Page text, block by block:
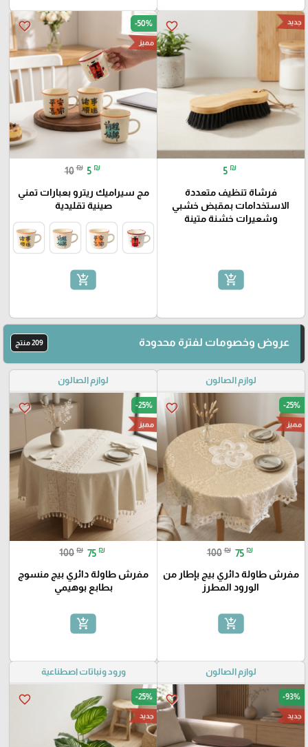
favorite_border جديد
5 ₪
فرشاة تنظيف متعددة
الاستخدامات بمقبض خشبي
وشعيرات خشنة متينة
add_shopping_cart
favorite_border -50%
مميز
10 ₪ 5 ₪
مج سيراميك ريترو بعبارات تمني
صينية تقليدية
add_shopping_cart
عروض وخصومات لفترة محدودة 209 منتج
لوازم الصالون
favorite_border -25%
مميز
100 ₪ 75 ₪
مفرش طاولة دائري بيج بإطار من
الورود المطرز
add_shopping_cart
لوازم الصالون
favorite_border -25%
مميز
100 ₪ 75 ₪
مفرش طاولة دائري بيج منسوج
بطابع بوهيمي
add_shopping_cart
لوازم الصالون
favorite_border -93%
جديد
ورود ونباتات اصطناعية
favorite_border -25%
جديد